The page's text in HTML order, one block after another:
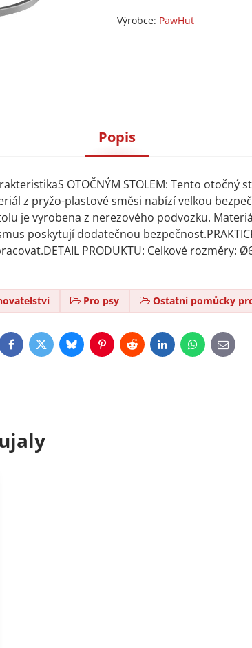
Výrobce: PawHut
Popis
OTOČNÝM STOLEM: Tento otočný
z pryžo-plastové směsi nabízí velkou
je vyrobena z nerezového podvozku.
poskytují dodatečnou
PRODUKTU: Celkové rozměry:
Pro psy Ostatní pomůcky
FacebookTwitterBlueskyPinterestRedditLinkedInWhatsApp
E-
mail